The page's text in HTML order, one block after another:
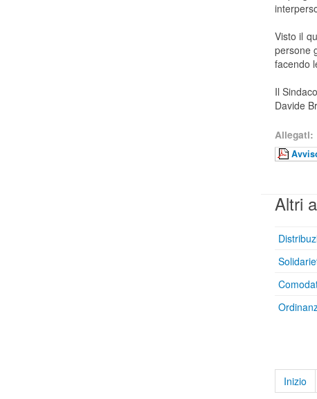
Visto il
persone
facendo
Il Sindaco
Davide
Allegati:
Altri
Inizio